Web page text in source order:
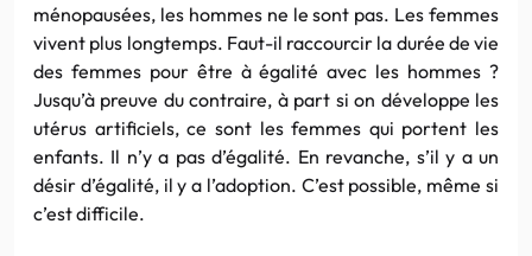
ménopausées, les hommes ne le sont pas. Les femmes
vivent plus longtemps. Faut-il raccourcir la durée de vie
des femmes pour être à égalité avec les hommes ?
Jusqu’à preuve du contraire, à part si on développe les
utérus artificiels, ce sont les femmes qui portent les
enfants. Il n’y a pas d’égalité. En revanche, s’il y a un
désir d’égalité, il y a l’adoption. C’est possible, même si
c’est difficile.